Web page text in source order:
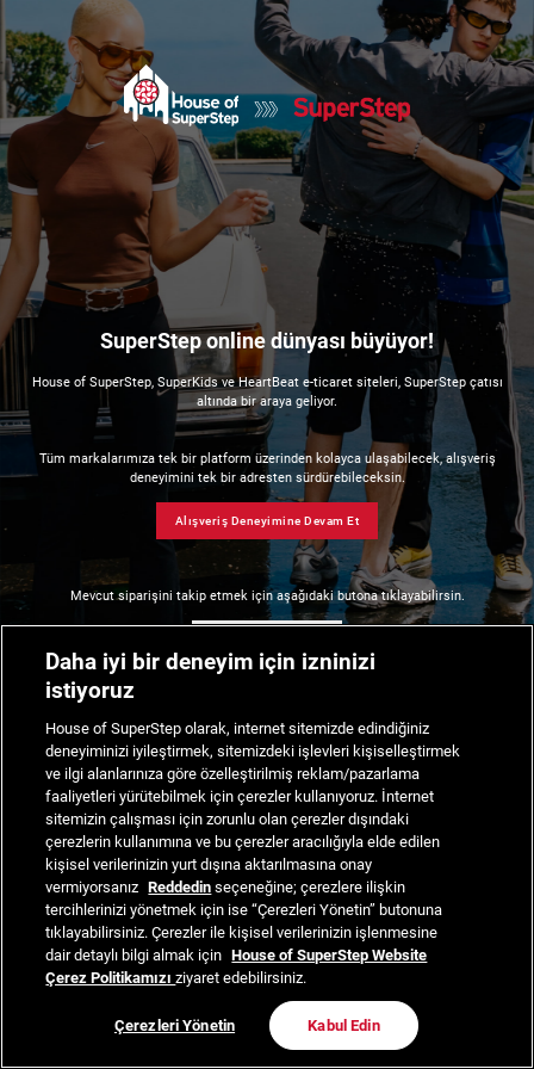
SuperStep online dünyası büyüyor!
House of SuperStep, SuperKids ve HeartBeat e-ticaret siteleri, SuperStep çatısı
altında bir araya geliyor.
Tüm markalarımıza tek bir platform üzerinden kolayca ulaşabilecek, alışveriş
deneyimini tek bir adresten sürdürebileceksin.
Alışveriş Deneyimine Devam Et
Mevcut siparişini takip etmek için aşağıdaki butona tıklayabilirsin.
Daha iyi bir deneyim için izninizi
istiyoruz
House of SuperStep olarak, internet sitemizde edindiğiniz
deneyiminizi iyileştirmek, sitemizdeki işlevleri kişiselleştirmek
ve ilgi alanlarınıza göre özelleştirilmiş reklam/pazarlama
faaliyetleri yürütebilmek için çerezler kullanıyoruz. İnternet
sitemizin çalışması için zorunlu olan çerezler dışındaki
çerezlerin kullanımına ve bu çerezler aracılığıyla elde edilen
kişisel verilerinizin yurt dışına aktarılmasına onay
vermiyorsanız Reddedin seçeneğine; çerezlere ilişkin
tercihlerinizi yönetmek için ise “Çerezleri Yönetin” butonuna
tıklayabilirsiniz. Çerezler ile kişisel verilerinizin işlenmesine
dair detaylı bilgi almak için House of SuperStep Website
Çerez Politikamızıziyaret edebilirsiniz.
Çerezleri Yönetin Kabul Edin